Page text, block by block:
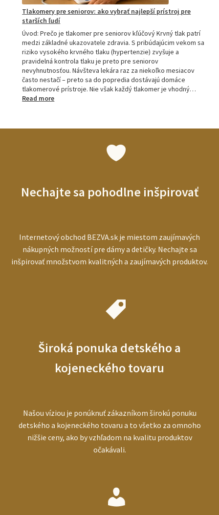
Tlakomery pre seniorov: ako vybrať najlepší prístroj pre
starších ľudí
Úvod: Prečo je tlakomer pre seniorov kľúčový Krvný tlak patrí
medzi základné ukazovatele zdravia. S pribúdajúcim vekom sa
riziko vysokého krvného tlaku (hypertenzie) zvyšuje a
pravidelná kontrola tlaku je preto pre seniorov
nevyhnutnosťou. Návšteva lekára raz za niekoľko mesiacov
často nestačí – preto sa do popredia dostávajú domáce
tlakomerové prístroje. Nie však každý tlakomer je vhodný…
Read more:
ľudí
Nechajte sa pohodlne inšpirovať
Internetový obchod BEZVA.sk je miestom zaujímavých
nákupných možností pre dámy a detičky. Nechajte sa
inšpirovať množstvom kvalitných a zaujímavých produktov.
Široká ponuka detského a
kojeneckého tovaru
Našou víziou je ponúknuť zákazníkom širokú ponuku
detského a kojeneckého tovaru a to všetko za omnoho
nižšie ceny, ako by vzhľadom na kvalitu produktov
očakávali.